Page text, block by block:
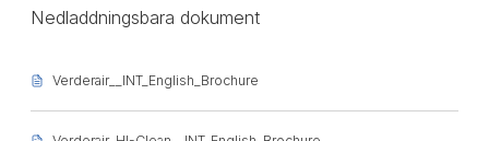
Nedladdningsbara dokument
Verderair__INT_English_Brochure